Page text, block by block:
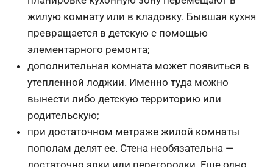
жилую комнату или в кладовку. Бывшая кухня
превращается в детскую с помощью
элементарного ремонта;
дополнительная комната может появиться в
утепленной лоджии. Именно туда можно
вынести либо детскую территорию или
родительскую;
при достаточном метраже жилой комнаты
пополам делят ее. Стена необязательна —
достаточно арки или перегородки. Еще одно